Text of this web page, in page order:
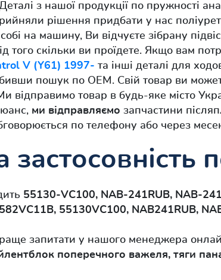
з нашої продукції по пружності
рішення придбати у нас
на машину, Ви відчуєте зібрану
того скільки ви проїдете. Якщо вам
V (Y61) 1997- та інші деталі для
пошук по OEM. Свій товар ви
відправимо товар в будь-яке місто
ми відправляємо запчастини
по телефону або через
застосовність
55130-VC100, NAB-241RUB, NAB-
55130VC100, NAB241RUB,
запитати у нашого менеджера
поперечного важеля, тяги